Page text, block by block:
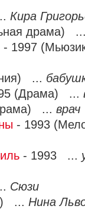
Кира
драма)
- 1997
...
(Драма) ...
... врач
- 1993
- 1993 ...
Сюзи
... Нина